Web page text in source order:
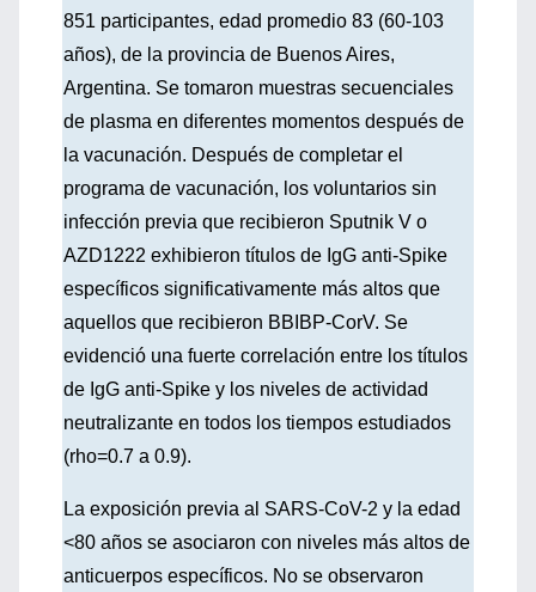
851 participantes, edad promedio 83 (60-103
años), de la provincia de Buenos Aires,
Argentina. Se tomaron muestras secuenciales
de plasma en diferentes momentos después de
la vacunación. Después de completar el
programa de vacunación, los voluntarios sin
infección previa que recibieron Sputnik V o
AZD1222 exhibieron títulos de IgG anti-Spike
específicos significativamente más altos que
aquellos que recibieron BBIBP-CorV. Se
evidenció una fuerte correlación entre los títulos
de IgG anti-Spike y los niveles de actividad
neutralizante en todos los tiempos estudiados
(rho=0.7 a 0.9).
La exposición previa al SARS-CoV-2 y la edad
<80 años se asociaron con niveles más altos de
anticuerpos específicos. No se observaron